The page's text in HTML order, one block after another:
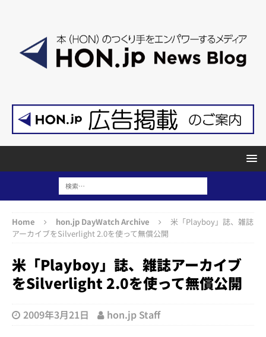
Home hon.jp DayWatch Archive
米「Playboy」誌、雑誌
アーカイブをSilverlight 2.0を使って無償公開
米「Playboy」誌、雑誌アーカイブ
をSilverlight 2.0を使って無償公開
2009年3月21日 hon.jp Staff